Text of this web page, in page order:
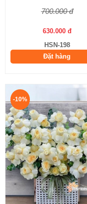
700.000 đ
630.000 đ
HSN-198
Đặt hàng
-10%